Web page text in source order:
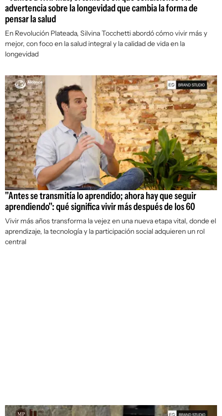
advertencia sobre la longevidad que cambia la forma de
pensar la salud
En Revolución Plateada, Silvina Tocchetti abordó cómo vivir más y
mejor, con foco en la salud integral y la calidad de vida en la
longevidad
"Antes se transmitía lo aprendido; ahora hay que seguir
aprendiendo": qué significa vivir más después de los 60
Vivir más años transforma la vejez en una nueva etapa vital, donde el
aprendizaje, la tecnología y la participación social adquieren un rol
central